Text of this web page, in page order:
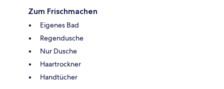
Zum Frischmachen
Eigenes Bad
Regendusche
Nur Dusche
Haartrockner
Handtücher